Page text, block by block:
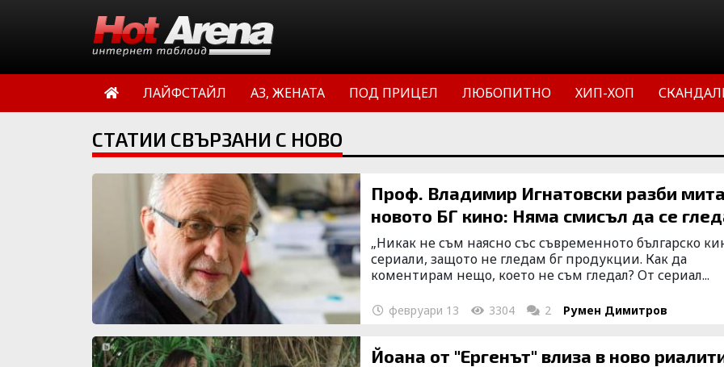
ЛАЙФСТАЙЛ АЗ, ЖЕНАТА ПОД ПРИЦЕЛ ЛЮБОПИТНО ХИП-ХОП
СТАТИИ СВЪРЗАНИ С НОВО
Проф. Владимир Игнатовски разби
новото БГ кино: Няма смисъл да се
„Никак не съм наясно със съвременното българско
сериали, защото не гледам бг продукции. Как да
коментирам нещо, което не съм гледал? От сериал...
февруари 13 3304 2 Румен Димитров
Йоана от "Ергенът" влиза в ново